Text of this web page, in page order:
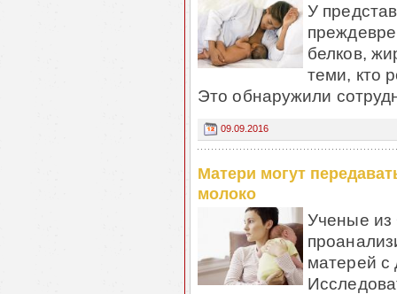
У
белков,
теми, кто
Это обнаружили
09.09.2016
Матери могут
молоко
Ученые из
матерей с